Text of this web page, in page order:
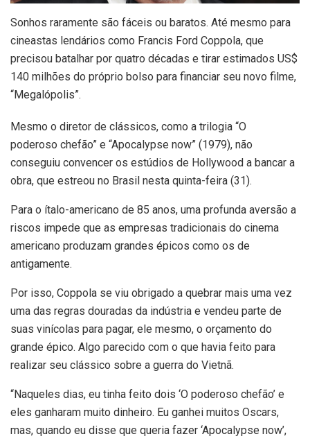
Sonhos raramente são fáceis ou baratos. Até mesmo para
cineastas lendários como Francis Ford Coppola, que
precisou batalhar por quatro décadas e tirar estimados US$
140 milhões do próprio bolso para financiar seu novo filme,
“Megalópolis”.
Mesmo o diretor de clássicos, como a trilogia “O
poderoso chefão” e “Apocalypse now” (1979), não
conseguiu convencer os estúdios de Hollywood a bancar a
obra, que estreou no Brasil nesta quinta-feira (31).
Para o ítalo-americano de 85 anos, uma profunda aversão a
riscos impede que as empresas tradicionais do cinema
americano produzam grandes épicos como os de
antigamente.
Por isso, Coppola se viu obrigado a quebrar mais uma vez
uma das regras douradas da indústria e vendeu parte de
suas vinícolas para pagar, ele mesmo, o orçamento do
grande épico. Algo parecido com o que havia feito para
realizar seu clássico sobre a guerra do Vietnã.
“Naqueles dias, eu tinha feito dois ‘O poderoso chefão’ e
eles ganharam muito dinheiro. Eu ganhei muitos Oscars,
mas, quando eu disse que queria fazer ‘Apocalypse now’,